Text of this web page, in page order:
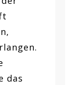
das